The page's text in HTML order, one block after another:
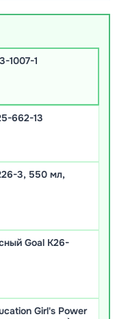
1007-1
662-13
3, 550 мл,
Goal K26-
Girl's Power